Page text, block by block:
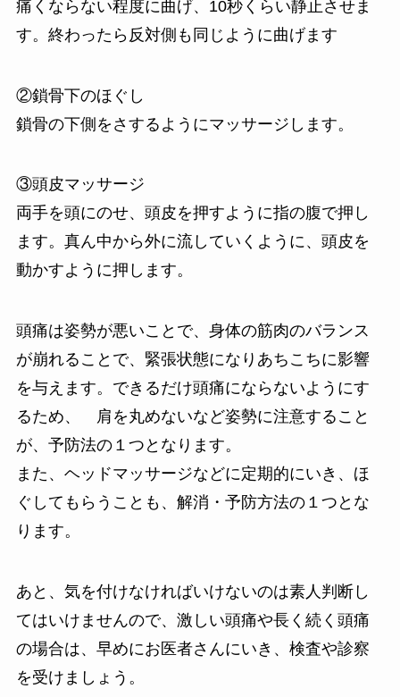
痛くならない程度に曲げ、10秒くらい静止させま
す。終わったら反対側も同じように曲げます
②鎖骨下のほぐし
鎖骨の下側をさするようにマッサージします。
③頭皮マッサージ
両手を頭にのせ、頭皮を押すように指の腹で押し
ます。真ん中から外に流していくように、頭皮を
動かすように押します。
頭痛は姿勢が悪いことで、身体の筋肉のバランス
が崩れることで、緊張状態になりあちこちに影響
を与えます。できるだけ頭痛にならないようにす
るため、 肩を丸めないなど姿勢に注意すること
が、予防法の１つとなります。
また、ヘッドマッサージなどに定期的にいき、ほ
ぐしてもらうことも、解消・予防方法の１つとな
ります。
あと、気を付けなければいけないのは素人判断し
てはいけませんので、激しい頭痛や長く続く頭痛
の場合は、早めにお医者さんにいき、検査や診察
を受けましょう。